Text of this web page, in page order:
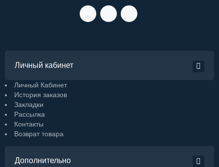
Личный кабинет
Личный Кабинет
История заказов
Закладки
Рассылка
Контакты
Возврат товара
Дополнительно